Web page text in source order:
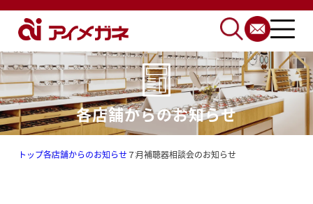
各店舗からのお知らせ
トップ各店舗からのお知らせ７月補聴器相談会のお知らせ